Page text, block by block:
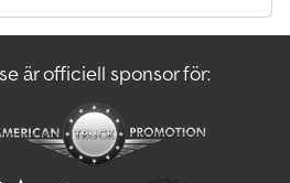
är officiell sponsor för: